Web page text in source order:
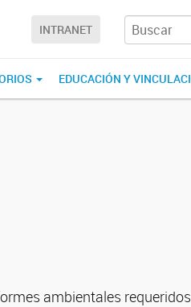
INTRANET
EDUCACIÓN Y
ambientales